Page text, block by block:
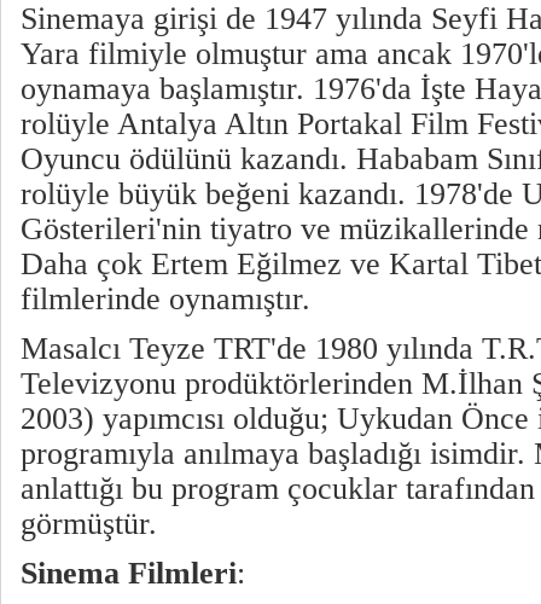
Sinemaya girişi de 1947 yılında Seyfi
Yara filmiyle olmuştur ama ancak
oynamaya başlamıştır. 1976'da İşte
rolüyle Antalya Altın Portakal Film
Oyuncu ödülünü kazandı. Hababam
rolüyle büyük beğeni kazandı. 1978'de
Gösterileri'nin tiyatro ve müzikallerinde
Daha çok Ertem Eğilmez ve Kartal
filmlerinde oynamıştır.
Masalcı Teyze TRT'de 1980 yılında
Televizyonu prodüktörlerinden M.İlhan
2003) yapımcısı olduğu; Uykudan
programıyla anılmaya başladığı
anlattığı bu program çocuklar
görmüştür.
Sinema Filmleri: